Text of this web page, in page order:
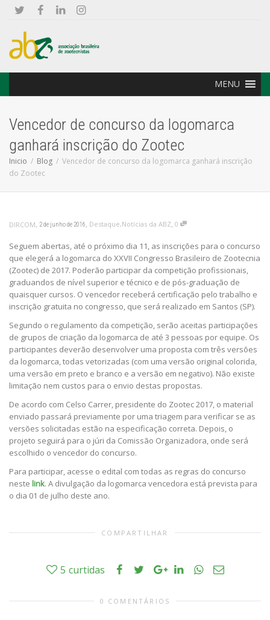
MENU
Vencedor de concurso da logomarca
ganhará inscrição do Zootec
Inicio Blog
Vencedor de concurso da logomarca ganhará inscrição
do Zootec
DIRCOM, 2 de junho de 2016, Destaque,Notícias da ABZ, 0
Seguem abertas, até o próximo dia 11, as inscrições para o concurso
que elegerá a logomarca do XXVII Congresso Brasileiro de Zootecnia
(Zootec) de 2017. Poderão participar da competição profissionais,
graduandos de nível superior e técnico e de pós-graduação de
quaisquer cursos. O vencedor receberá certificação pelo trabalho e
inscrição gratuita no congresso, que será realizado em Santos (SP).
Segundo o regulamento da competição, serão aceitas participações
de grupos de criação da logomarca de até 3 pessoas por equipe. Os
participantes deverão desenvolver uma proposta com três versões
da logomarca, todas vetorizadas (com uma versão original colorida,
uma versão em preto e branco e a versão em negativo). Não existe
limitação nem custos para o envio destas propostas.
De acordo com Celso Carrer, presidente do Zootec 2017, o material
enviado passará previamente por uma triagem para verificar se as
versões solicitadas estão na especificação correta. Depois, o
projeto seguirá para o júri da Comissão Organizadora, onde será
escolhido o vencedor do concurso.
Para participar, acesse o edital com todas as regras do concurso
neste link. A divulgação da logomarca vencedora está prevista para
o dia 01 de julho deste ano.
COMPARTILHAR
5 curtidas
0 COMENTÁRIOS